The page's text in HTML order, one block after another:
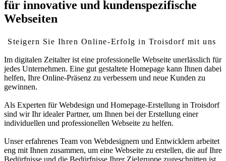
für innovative und kundenspezifische
Webseiten
Steigern Sie Ihren Online-Erfolg in Troisdorf mit uns
Im digitalen Zeitalter ist eine professionelle Webseite unerlässlich für
jedes Unternehmen. Eine gut gestaltete Homepage kann Ihnen dabei
helfen, Ihre Online-Präsenz zu verbessern und neue Kunden zu
gewinnen.
Als Experten für Webdesign und Homepage-Erstellung in Troisdorf
sind wir Ihr idealer Partner, um Ihnen bei der Erstellung einer
individuellen und professionellen Webseite zu helfen.
Unser erfahrenes Team von Webdesignern und Entwicklern arbeitet
eng mit Ihnen zusammen, um eine Webseite zu erstellen, die auf Ihre
Bedürfnisse und die Bedürfnisse Ihrer Zielgruppe zugeschnitten ist.